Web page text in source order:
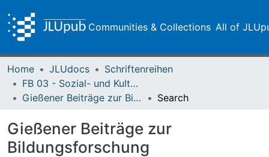
Communities & Collections All of
Home JLUdocs
Schriftenreihen
FB 03 - Sozial- und Kulturwissenschaften
Gießener Beiträge zur Bildungsforschung
Search
Gießener Beiträge zur
Bildungsforschung